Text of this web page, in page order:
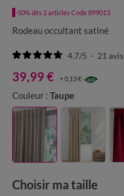
-50% dès 2 articles Code 899013
Rodeau occultant satiné
4.7/5 - 21 avis
39,99 € + 0,13 €
Couleur : Taupe
Choisir ma taille